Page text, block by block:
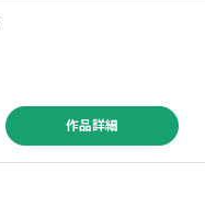
作品詳細